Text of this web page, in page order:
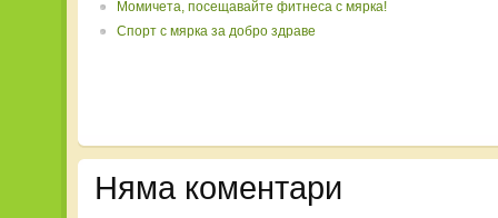
Момичета, посещавайте фитнеса с мярка!
Спорт с мярка за добро здраве
Няма коментари